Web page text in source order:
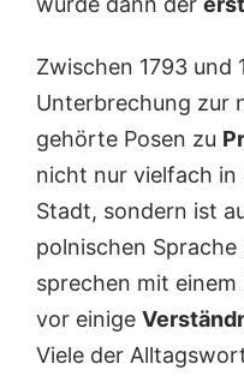
Zwischen 1793 und
Unterbrechung zur
gehörte Posen zu
nicht nur vielfach
Stadt, sondern ist
polnischen
sprechen mit einem
vor einige
Viele der